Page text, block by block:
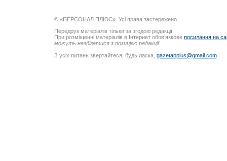
© «ПЕРСОНАЛ ПЛЮС». Усі права застережено.
Передрук матеріалів тільки за згодою редакції.
При розміщенні матеріалів в Інтернет обов’язкове посилання на
можуть незбігатися з позицією редакції
З усіх питань звертайтеся, будь ласка, gazetapplus@gmail.com